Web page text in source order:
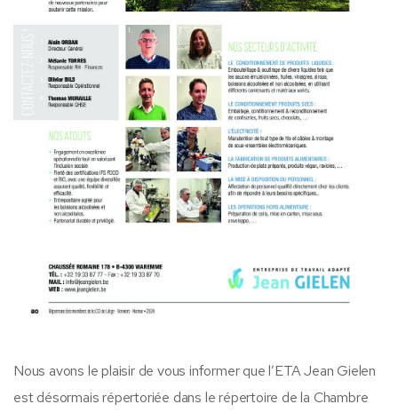
Nous avons le plaisir de vous informer que l’ETA Jean Gielen
est désormais répertoriée dans le répertoire de la Chambre